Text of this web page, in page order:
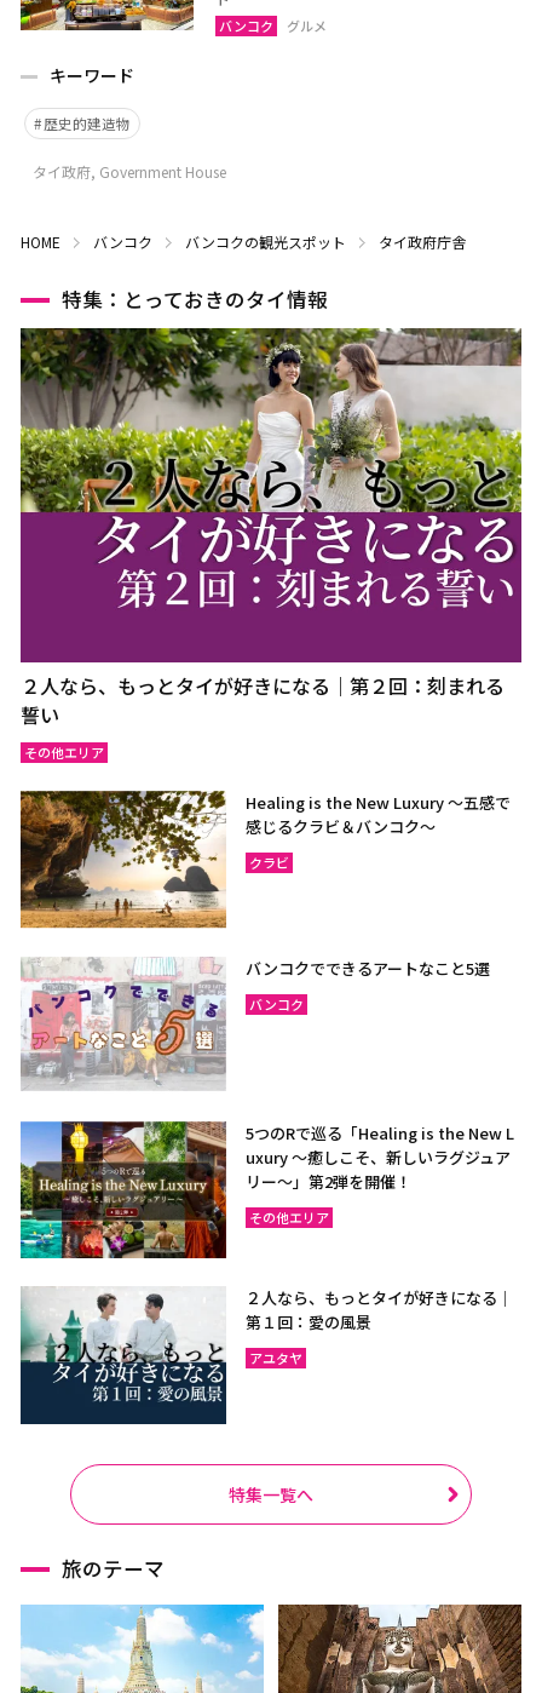
バンコク グルメ
キーワード
歴史的建造物
タイ政府, Government House
HOME バンコク バンコクの観光スポット タイ政府庁舎
特集：とっておきのタイ情報
２人なら、もっとタイが好きになる｜第２回：刻まれる
誓い
その他エリア
Healing is the New Luxury ～五感で
感じるクラビ＆バンコク～
クラビ
バンコクでできるアートなこと5選
バンコク
5つのRで巡る「Healing is the New L
uxury ～癒しこそ、新しいラグジュア
リー〜」第2弾を開催！
その他エリア
２人なら、もっとタイが好きになる｜
第１回：愛の風景
アユタヤ
特集一覧へ
旅のテーマ